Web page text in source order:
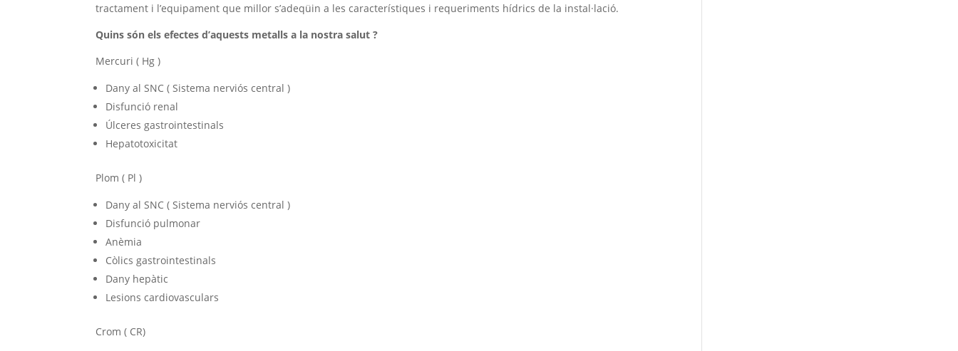
tractament i l’equipament que millor s’adeqüin a les característiques i requeriments hídrics de la instal·lació.
Quins són els efectes d’aquests metalls a la nostra salut ?
Mercuri ( Hg )
Dany al SNC ( Sistema nerviós central )
Disfunció renal
Úlceres gastrointestinals
Hepatotoxicitat
Plom ( Pl )
Dany al SNC ( Sistema nerviós central )
Disfunció pulmonar
Anèmia
Còlics gastrointestinals
Dany hepàtic
Lesions cardiovasculars
Crom ( CR)